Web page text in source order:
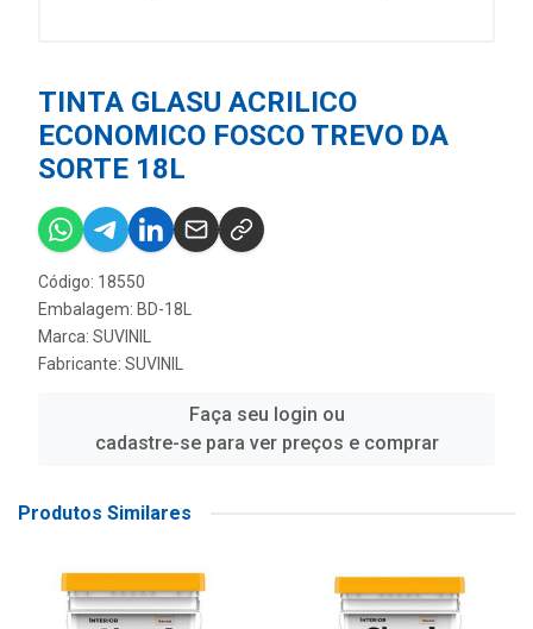
TINTA GLASU ACRILICO
ECONOMICO FOSCO TREVO DA
SORTE 18L
Código: 18550
Embalagem: BD-18L
Marca: SUVINIL
Fabricante: SUVINIL
Faça seu login ou
cadastre-se para ver preços e comprar
Produtos Similares